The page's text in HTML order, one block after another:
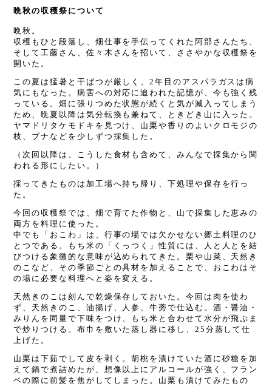
晩秋の収穫祭について
晩秋。
収穫もひと段落し、畑仕事を手伝ってくれた阿部さんたち、
そして工藤さん、佐々木さんを招いて、ささやかな収穫祭を
開いた。
この夏は猛暑と干ばつが厳しく、2年目のアスパラガスは病
気にもなった。病害への対応に追われた記憶が、今も強く残
っている。畑に張りつめた状態が続くと気が滅入ってしまう
ため、晩夏以降は気分転換も兼ねて、ときどき山に入った。
ヤマドリタケモドキを見つけ、山栗や香りのよいクロモジの
枝、ブナなどを少しずつ採集した。
（次回以降は、こうした食材も含めて、みんなで採集から関
われる形にしたい。）
採ってきたものは加工場へ持ち帰り、下処理や保存を行っ
た。
今回の収穫祭では、畑で育てた作物と、山で採集した恵みの
両方を料理に使った。
中でも「おこわ」は、行事の場では欠かせない郷土料理のひ
とつである。もち米の「くっつく」性質には、人と人とを結
びつける象徴的な意味が込められてきた。栗や山菜、天然き
のこなど、その季節ごとの具材を加えることで、おこわはそ
の場に必要な料理へと姿を変える。
天然きのこは刻んで乾燥保存しておいた。今回は肉を使わ
ず、天然きのこ、油揚げ、人参、牛蒡で仕込む。酒・醤油・
みりんを同量で下味をつけ、もち米と合わせて水分が飛ぶま
で炒りつける。布巾を敷いた蒸し器に移し、 25 分蒸して仕
上げた。
山栗は下茹でして皮を剥く。胡桃を漬けていた酒に砂糖を加
えて鍋で煮詰めたが、想像以上にアルコールが強く、フラン
ベの際に前髪を焦がしてしまった。山栗も漬けてみたもの